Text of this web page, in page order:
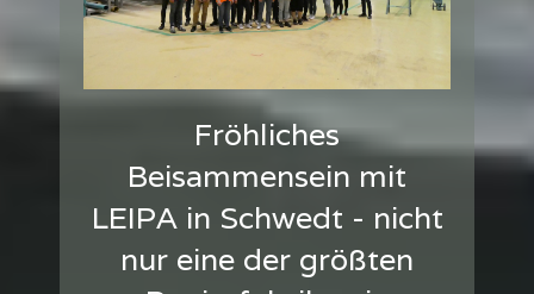
Fröhliches
Beisammensein mit
LEIPA in Schwedt - nicht
nur eine der größten